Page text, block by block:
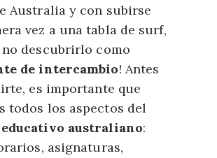
Australia y con subirse
vez a una tabla de surf,
no descubrirlo como
de intercambio! Antes
es importante que
todos los aspectos del
australiano:
asignaturas,